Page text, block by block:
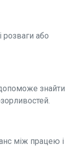
розваги або
знайти
між працею і